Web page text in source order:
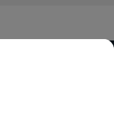
БИН (ИИН):
19 БИК: